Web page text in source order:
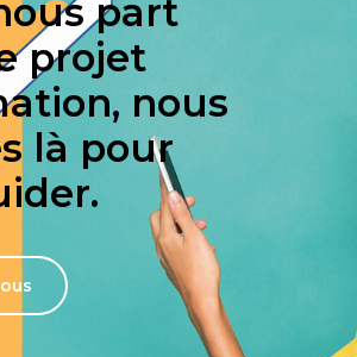
part
projet
nous
là pour